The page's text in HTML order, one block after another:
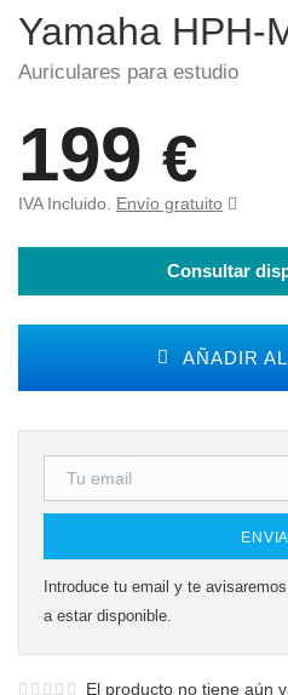
Yamaha HPH-
Auriculares para estudio
199 €
IVA Incluido. Envío gratuito
Consultar
AÑADIR
Introduce tu email y te
a estar disponible.
El producto no tiene aún